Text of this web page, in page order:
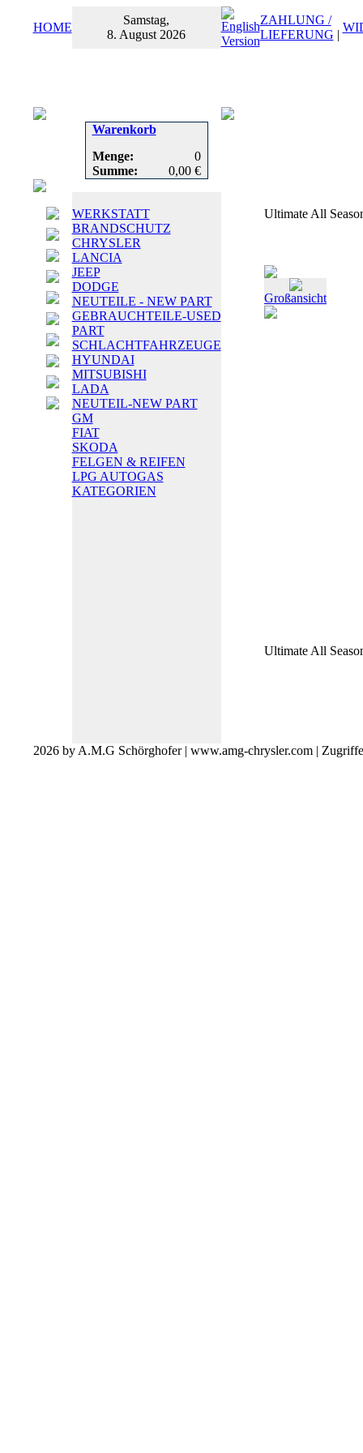
HOME
Samstag,
8. August 2026
ZAHLUNG /
LIEFERUNG |
Warenkorb
Menge:
0
Summe:
0,00 €
WERKSTATT
BRANDSCHUTZ
CHRYSLER
LANCIA
JEEP
DODGE
NEUTEILE - NEW PART
GEBRAUCHTEILE-USED
PART
SCHLACHTFAHRZEUGE
HYUNDAI
MITSUBISHI
LADA
NEUTEIL-NEW PART
GM
FIAT
SKODA
FELGEN & REIFEN
LPG AUTOGAS
KATEGORIEN
Ultimate All
Großansicht
Ultimate All
2026 by A.M.G Schörghofer | www.amg-chrysler.com |